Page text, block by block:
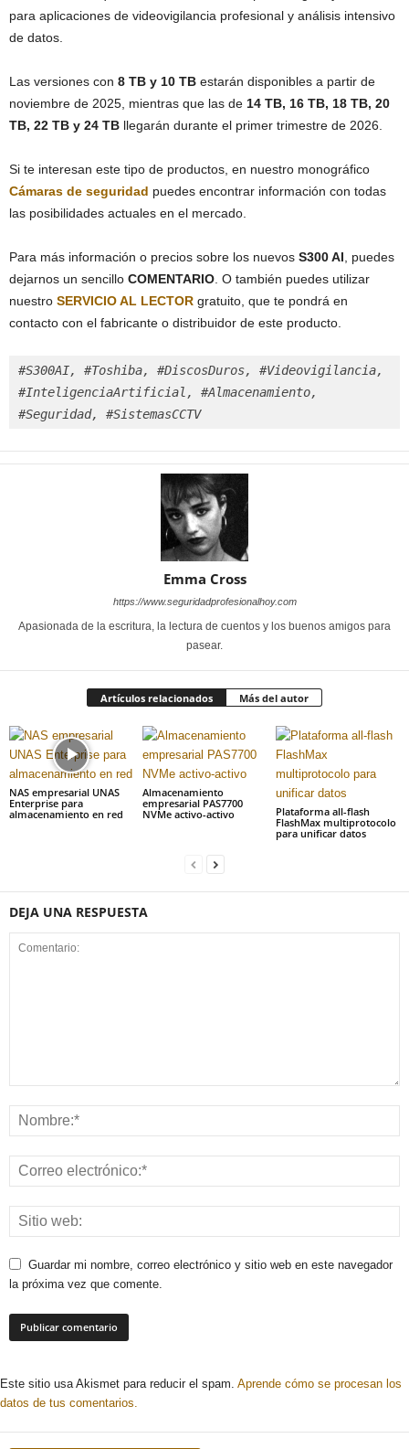
para aplicaciones de videovigilancia profesional y análisis intensivo
de datos.
Las versiones con 8 TB y 10 TB estarán disponibles a partir de
noviembre de 2025, mientras que las de 14 TB, 16 TB, 18 TB, 20
TB, 22 TB y 24 TB llegarán durante el primer trimestre de 2026.
Si te interesan este tipo de productos, en nuestro monográfico
Cámaras de seguridad puedes encontrar información con todas
las posibilidades actuales en el mercado.
Para más información o precios sobre los nuevos S300 AI , puedes
dejarnos un sencillo COMENTARIO . O también puedes utilizar
nuestro SERVICIO AL LECTOR gratuito, que te pondrá en
contacto con el fabricante o distribuidor de este producto.
#S300AI, #Toshiba, #DiscosDuros, #Videovigilancia,
#InteligenciaArtificial, #Almacenamiento,
#Seguridad, #SistemasCCTV
Emma Cross
https://www.seguridadprofesionalhoy.com
Apasionada de la escritura, la lectura de cuentos y los buenos amigos para
pasear.
Artículos relacionados Más del autor
NAS empresarial UNAS
Enterprise para
almacenamiento en red
Almacenamiento
empresarial PAS7700
NVMe activo-activo
Plataforma all-flash
FlashMax multiprotocolo
para unificar datos
DEJA UNA RESPUESTA
Guardar mi nombre, correo electrónico y sitio web en este navegador
la próxima vez que comente.
Este sitio usa Akismet para reducir el spam. Aprende cómo se procesan los
datos de tus comentarios.